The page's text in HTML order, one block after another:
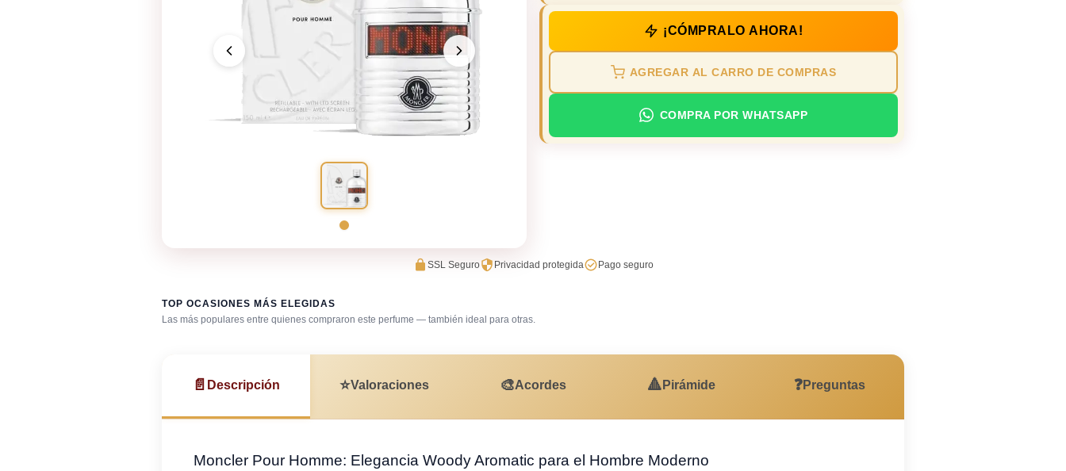
¡CÓMPRALO AHORA!
AGREGAR AL CARRO DE COMPRAS
COMPRA POR WHATSAPP
SSL Seguro Privacidad protegida Pago seguro
TOP OCASIONES MÁS ELEGIDAS
Las más populares entre quienes compraron este perfume — también ideal para otras.
Cena romántica Evento corporativo / cena de negocios
📄 Descripción ⭐Valoraciones 🎨Acordes 🔺 Pirámide ❓Preguntas
Moncler Pour Homme: Elegancia Woody Aromatic para el Hombre Moderno